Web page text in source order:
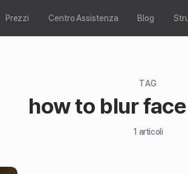
Prezzi Centro Assistenza Blog
TAG
how to blur
1 articoli